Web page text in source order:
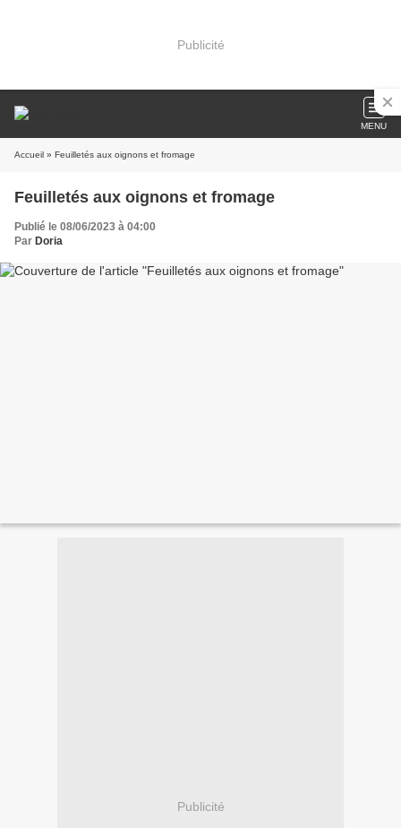
Publicité
MENU
Accueil » Feuilletés aux oignons et fromage
Feuilletés aux oignons et fromage
Publié le 08/06/2023 à 04:00
Par Doria
Publicité